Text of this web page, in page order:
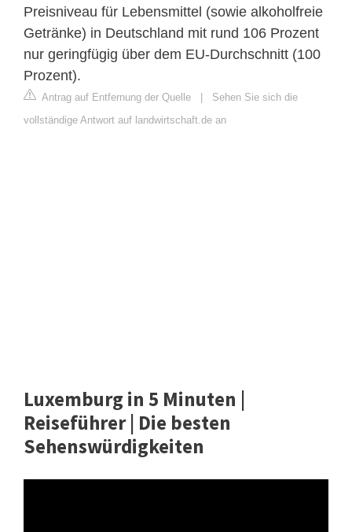
Preisniveau für Lebensmittel (sowie alkoholfreie
Getränke) in Deutschland mit rund 106 Prozent
nur geringfügig über dem EU-Durchschnitt (100
Prozent).
Antrag auf Entfernung der Quelle
Sehen Sie sich die
vollständige Antwort auf landwirtschaft.de an
Luxemburg in 5 Minuten |
Reiseführer | Die besten
Sehenswürdigkeiten